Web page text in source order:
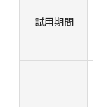
試用期間